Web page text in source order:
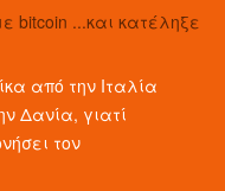
bitcoin ...και κατέληξε
από την Ιταλία
Δανία, γιατί
τον